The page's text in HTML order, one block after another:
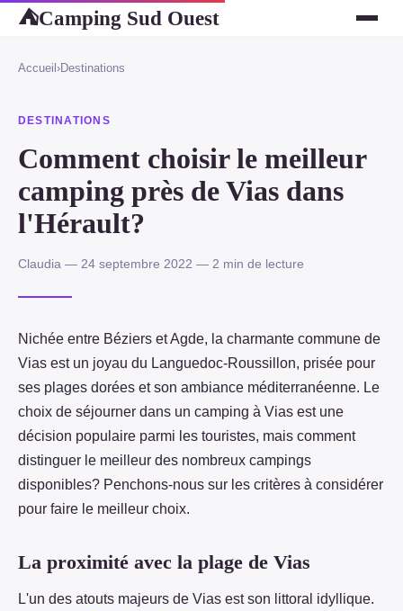
⛺Camping Sud Ouest
Accueil ›Destinations
DESTINATIONS
Comment choisir le meilleur
camping près de Vias dans
l'Hérault?
Claudia — 24 septembre 2022 — 2 min de lecture
Nichée entre Béziers et Agde, la charmante commune de
Vias est un joyau du Languedoc-Roussillon, prisée pour
ses plages dorées et son ambiance méditerranéenne. Le
choix de séjourner dans un camping à Vias est une
décision populaire parmi les touristes, mais comment
distinguer le meilleur des nombreux campings
disponibles? Penchons-nous sur les critères à considérer
pour faire le meilleur choix.
La proximité avec la plage de Vias
L'un des atouts majeurs de Vias est son littoral idyllique.